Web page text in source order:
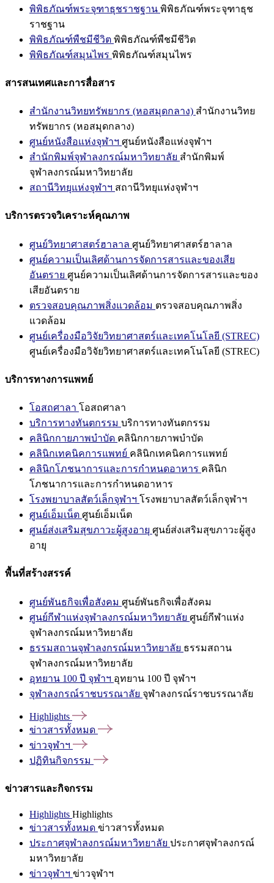
พิพิธภัณฑ์พระจุฑาธุชราชฐาน พิพิธภัณฑ์พระจุฑาธุช
ราชฐาน
พิพิธภัณฑ์พืชมีชีวิต พิพิธภัณฑ์พืชมีชีวิต
พิพิธภัณฑ์สมุนไพร พิพิธภัณฑ์สมุนไพร
สารสนเทศและการสื่อสาร
สำนักงานวิทยทรัพยากร (หอสมุดกลาง) สำนักงานวิทย
ทรัพยากร (หอสมุดกลาง)
ศูนย์หนังสือแห่งจุฬาฯ ศูนย์หนังสือแห่งจุฬาฯ
สำนักพิมพ์จุฬาลงกรณ์มหาวิทยาลัย สำนักพิมพ์
จุฬาลงกรณ์มหาวิทยาลัย
สถานีวิทยุแห่งจุฬาฯ สถานีวิทยุแห่งจุฬาฯ
บริการตรวจวิเคราะห์คุณภาพ
ศูนย์วิทยาศาสตร์ฮาลาล ศูนย์วิทยาศาสตร์ฮาลาล
ศูนย์ความเป็นเลิศด้านการจัดการสารและของเสีย
อันตราย ศูนย์ความเป็นเลิศด้านการจัดการสารและของ
เสียอันตราย
ตรวจสอบคุณภาพสิ่งแวดล้อม ตรวจสอบคุณภาพสิ่ง
แวดล้อม
ศูนย์เครื่องมือวิจัยวิทยาศาสตร์และเทคโนโลยี (STREC)
ศูนย์เครื่องมือวิจัยวิทยาศาสตร์และเทคโนโลยี (STREC)
บริการทางการแพทย์
โอสถศาลา โอสถศาลา
บริการทางทันตกรรม บริการทางทันตกรรม
คลินิกกายภาพบำบัด คลินิกกายภาพบำบัด
คลินิกเทคนิคการแพทย์ คลินิกเทคนิคการแพทย์
คลินิกโภชนาการและการกำหนดอาหาร คลินิก
โภชนาการและการกำหนดอาหาร
โรงพยาบาลสัตว์เล็กจุฬาฯ โรงพยาบาลสัตว์เล็กจุฬาฯ
ศูนย์เอ็มเน็ต ศูนย์เอ็มเน็ต
ศูนย์ส่งเสริมสุขภาวะผู้สูงอายุ ศูนย์ส่งเสริมสุขภาวะผู้สูง
อายุ
พื้นที่สร้างสรรค์
ศูนย์พันธกิจเพื่อสังคม ศูนย์พันธกิจเพื่อสังคม
ศูนย์กีฬาแห่งจุฬาลงกรณ์มหาวิทยาลัย ศูนย์กีฬาแห่ง
จุฬาลงกรณ์มหาวิทยาลัย
ธรรมสถานจุฬาลงกรณ์มหาวิทยาลัย ธรรมสถาน
จุฬาลงกรณ์มหาวิทยาลัย
อุทยาน 100 ปี จุฬาฯ อุทยาน 100 ปี จุฬาฯ
จุฬาลงกรณ์ราชบรรณาลัย จุฬาลงกรณ์ราชบรรณาลัย
Highlights
ข่าวสารทั้งหมด
ข่าวจุฬาฯ
ปฏิทินกิจกรรม
ข่าวสารและกิจกรรม
Highlights Highlights
ข่าวสารทั้งหมด ข่าวสารทั้งหมด
ประกาศจุฬาลงกรณ์มหาวิทยาลัย ประกาศจุฬาลงกรณ์
มหาวิทยาลัย
ข่าวจุฬาฯ ข่าวจุฬาฯ